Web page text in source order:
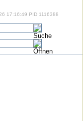
17:16:49 PID 1116388